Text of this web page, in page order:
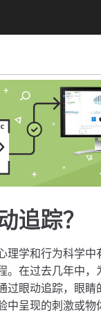
追踪？
理学和行为科学中
。在过去几年中，
过眼动追踪，眼睛
中呈现的刺激或物